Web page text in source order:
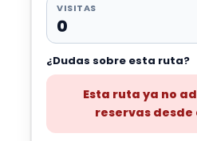
VISITAS
0
¿Dudas sobre esta ruta?
Esta ruta ya no
reservas